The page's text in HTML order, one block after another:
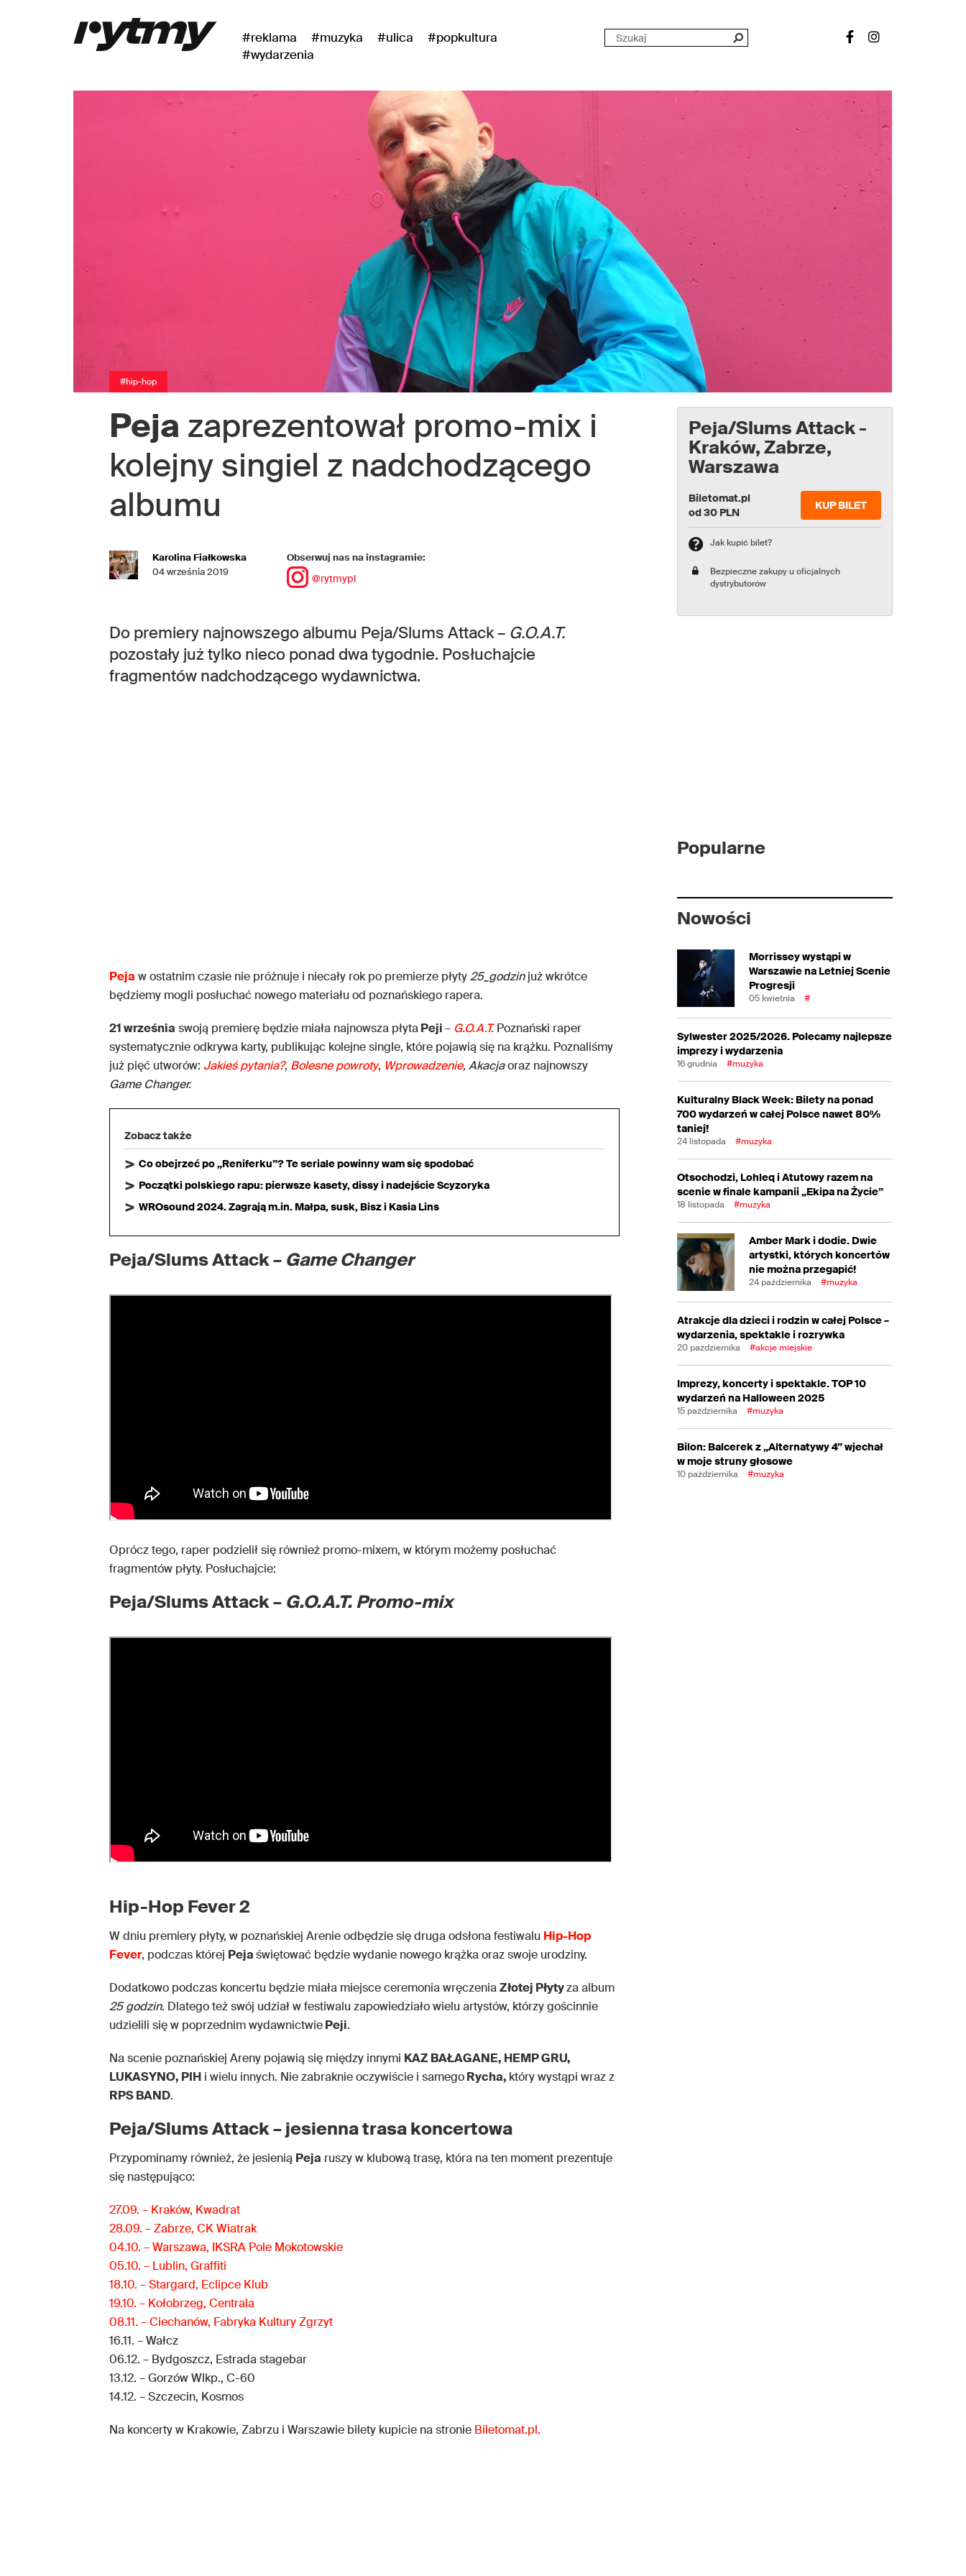
#reklama #muzyka #ulica
#popkultura
#wydarzenia
#hip-hop
Peja zaprezentował promo-mix i
kolejny singiel z nadchodzącego
albumu
Karolina Fiałkowska
04 września 2019
Obserwuj nas na instagramie:
@rytmypl
Do premiery najnowszego albumu Peja/Slums Attack – G.O.A.T.
pozostały już tylko nieco ponad dwa tygodnie. Posłuchajcie
fragmentów nadchodzącego wydawnictwa.
Peja w ostatnim czasie nie próżnuje i niecały rok po premierze płyty25_godzinjuż wkrótce
będziemy mogli posłuchać nowego materiału od poznańskiego rapera.
21 września swoją premierę będzie miała najnowsza płytaPeji– G.O.A.T.Poznański raper
systematycznie odkrywa karty, publikując kolejne single, które pojawią się na krążku. Poznaliśmy
już pięć utworów: Jakieś pytania?, Bolesne powroty, Wprowadzenie,Akacjaoraz najnowszy
Game Changer.
Zobacz także
Co obejrzeć po „Reniferku”? Te seriale powinny wam się spodobać
Początki polskiego rapu: pierwsze kasety, dissy i nadejście Scyzoryka
WROsound 2024. Zagrają m.in. Małpa, susk, Bisz i Kasia Lins
Peja/Slums Attack – Game Changer
Oprócz tego, raper podzielił się również promo-mixem, w którym możemy posłuchać
fragmentów płyty. Posłuchajcie:
Peja/Slums Attack – G.O.A.T. Promo-mix
Hip-Hop Fever 2
W dniu premiery płyty, w poznańskiej Arenie odbędzie się druga odsłona festiwalu Hip-Hop
Fever, podczas której Pejaświętować będzie wydanie nowego krążka oraz swoje urodziny.
Dodatkowo podczas koncertu będzie miała miejsce ceremonia wręczeniaZłotej Płytyza album
25 godzin. Dlatego też swój udział w festiwalu zapowiedziało wielu artystów, którzy gościnnie
udzielili się w poprzednim wydawnictwiePeji.
Na scenie poznańskiej Areny pojawią się między innymi KAZ BAŁAGANE, HEMP GRU,
LUKASYNO, PIH i wielu innych. Nie zabraknie oczywiście i samegoRycha, który wystąpi wraz z
RPS BAND.
Peja/Slums Attack – jesienna trasa koncertowa
Przypominamy również, że jesienią Peja ruszy w klubową trasę, która na ten moment prezentuje
się następująco:
27.09. – Kraków, Kwadrat
28.09. – Zabrze, CK Wiatrak
04.10. – Warszawa, IKSRA Pole Mokotowskie
05.10. – Lublin, Graffiti
18.10. – Stargard, Eclipce Klub
19.10. – Kołobrzeg, Centrala
08.11. – Ciechanów, Fabryka Kultury Zgrzyt
16.11. – Wałcz
06.12. – Bydgoszcz, Estrada stagebar
13.12. – Gorzów Wlkp., C-60
14.12. – Szczecin, Kosmos
Na koncerty w Krakowie, Zabrzu i Warszawie bilety kupicie na stronie Biletomat.pl.
Peja/Slums Attack -
Kraków, Zabrze,
Warszawa
Biletomat.pl
od 30 PLN
KUP BILET
Jak kupić bilet?
Bezpieczne zakupy u oficjalnych
dystrybutorów
Popularne
Nowości
Morrissey wystąpi w
Warszawie na Letniej Scenie
Progresji
05 kwietnia #
Sylwester 2025/2026. Polecamy najlepsze
imprezy i wydarzenia
16 grudnia #muzyka
Kulturalny Black Week: Bilety na ponad
700 wydarzeń w całej Polsce nawet 80%
taniej!
24 listopada #muzyka
Otsochodzi, Lohleq i Atutowy razem na
scenie w finale kampanii „Ekipa na Życie”
18 listopada #muzyka
Amber Mark i dodie. Dwie
artystki, których koncertów
nie można przegapić!
24 października #muzyka
Atrakcje dla dzieci i rodzin w całej Polsce –
wydarzenia, spektakle i rozrywka
20 października #akcje miejskie
Imprezy, koncerty i spektakle. TOP 10
wydarzeń na Halloween 2025
15 października #muzyka
Bilon: Balcerek z „Alternatywy 4” wjechał
w moje struny głosowe
10 października #muzyka